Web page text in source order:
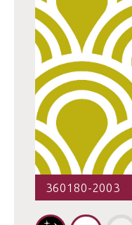
360180-2003